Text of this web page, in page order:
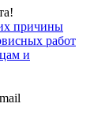
причины
работ
и